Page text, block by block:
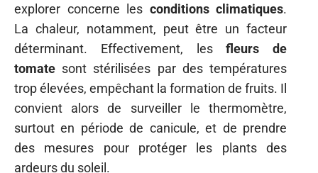
explorer concerne les conditions climatiques.
La chaleur, notamment, peut être un facteur
déterminant. Effectivement, lesfleurs de
tomate sont stérilisées par des températures
trop élevées, empêchant la formation de fruits. Il
convient alors de surveiller le thermomètre,
surtout en période de canicule, et de prendre
des mesures pour protéger les plants des
ardeurs du soleil.